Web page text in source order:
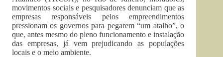
movimentos sociais e pesquisadores denunciam que as
empresas responsáveis pelos empreendimentos
pressionam os governos para pegarem “um atalho”, o
que, antes mesmo do pleno funcionamento e instalação
das empresas, já vem prejudicando as populações
locais e o meio ambiente.